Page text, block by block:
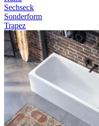
Sechseck
Sonderform
Trapez